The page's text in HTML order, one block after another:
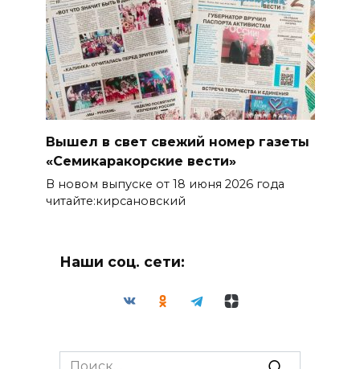
Вышел в свет свежий номер газеты
«Семикаракорские вести»
В новом выпуске от 18 июня 2026 года
читайте:кирсановский
Наши соц. сети:
Search